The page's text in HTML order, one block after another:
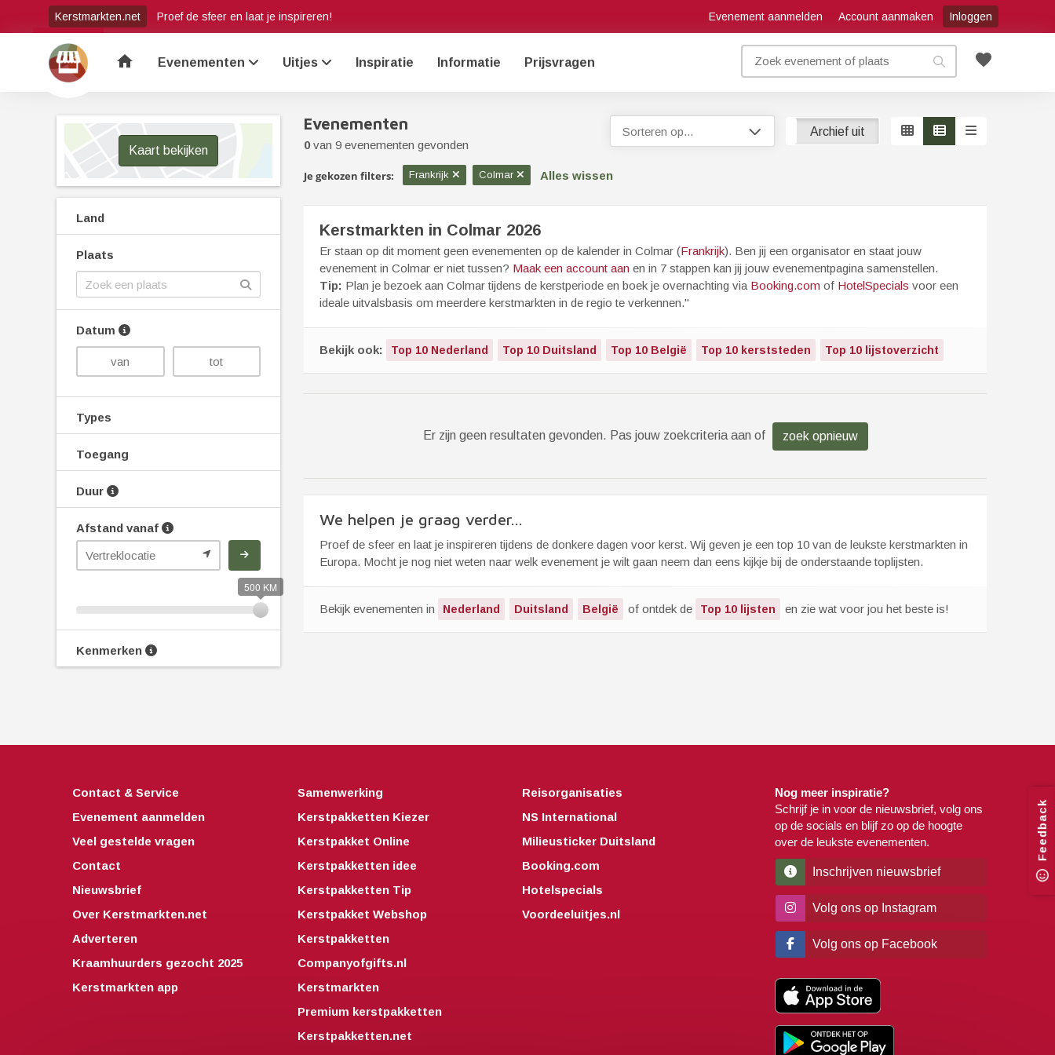
Kerstmarkten.net Proef de sfeer en laat je inspireren! Evenement aanmelden Account aanmaken Inloggen
favorite
home Evenementen Uitjes Inspiratie Informatie Prijsvragen
Kaart bekijken
Land
Plaats
Datum
Types
Toegang
Duur
Afstand vanaf
500 KM
Kenmerken
Evenementen
0 van 9 evenementen gevonden
Sorteren op... Archief aan Archief uit
Je gekozen filters: Frankrijk Colmar Alles wissen
Kerstmarkten in Colmar 2026
Er staan op dit moment geen evenementen op de kalender in Colmar (Frankrijk). Ben jij een organisator en staat jouw
evenement in Colmar er niet tussen? Maak een account aan en in 7 stappen kan jij jouw evenementpagina samenstellen.
Tip: Plan je bezoek aan Colmar tijdens de kerstperiode en boek je overnachting via Booking.com of HotelSpecials voor een
ideale uitvalsbasis om meerdere kerstmarkten in de regio te verkennen."
Bekijk ook: Top 10 Nederland Top 10 Duitsland Top 10 België Top 10 kerststeden Top 10 lijstoverzicht
Er zijn geen resultaten gevonden. Pas jouw zoekcriteria aan of zoek opnieuw
We helpen je graag verder...
Proef de sfeer en laat je inspireren tijdens de donkere dagen voor kerst. Wij geven je een top 10 van de leukste kerstmarkten in
Europa. Mocht je nog niet weten naar welk evenement je wilt gaan neem dan eens kijkje bij de onderstaande toplijsten.
Bekijk evenementen in Nederland Duitsland België of ontdek de Top 10 lijsten en zie wat voor jou het beste is!
Contact & Service
Evenement aanmelden
Veel gestelde vragen
Contact
Nieuwsbrief
Over Kerstmarkten.net
Adverteren
Kraamhuurders gezocht 2025
Kerstmarkten app
Samenwerking
Kerstpakketten Kiezer
Kerstpakket Online
Kerstpakketten idee
Kerstpakketten Tip
Kerstpakket Webshop
Kerstpakketten
Companyofgifts.nl
Kerstmarkten
Premium kerstpakketten
Kerstpakketten.net
Reisorganisaties
NS International
Milieusticker Duitsland
Booking.com
Hotelspecials
Voordeeluitjes.nl
Nog meer inspiratie?
Schrijf je in voor de nieuwsbrief, volg ons
op de socials en blijf zo op de hoogte
over de leukste evenementen.
Inschrijven nieuwsbrief
Volg ons op Instagram
Volg ons op Facebook
Feedback